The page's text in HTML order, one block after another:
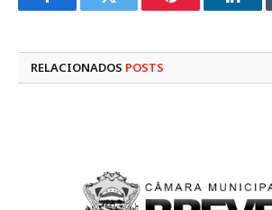
FacebookTwitter Pinterest
RELACIONADOS POSTS